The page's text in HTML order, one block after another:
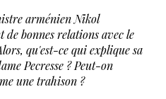
arménien Nikol
de bonnes relations avec le
qu'est-ce qui explique sa
Pecresse ? Peut-on
une trahison ?